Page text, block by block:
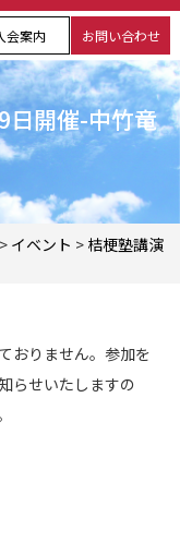
会案内 お問い合わせ
日開催-中竹竜
> イベント > 桔梗塾講演
おりません。参加を
らせいたしますの